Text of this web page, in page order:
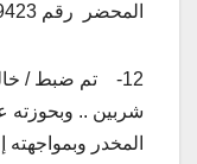
المحضر رقم 19423 جنايات مركز بلقاس لسنه 2015م
المخدر وبمواجهته